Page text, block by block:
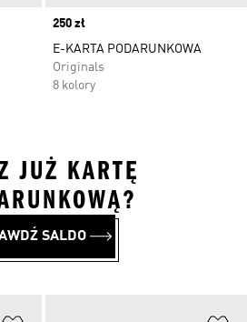
Price
250 zł
E-KARTA PODARUNKOWA
Originals
8 kolory
JUŻ KARTĘ
SALDO